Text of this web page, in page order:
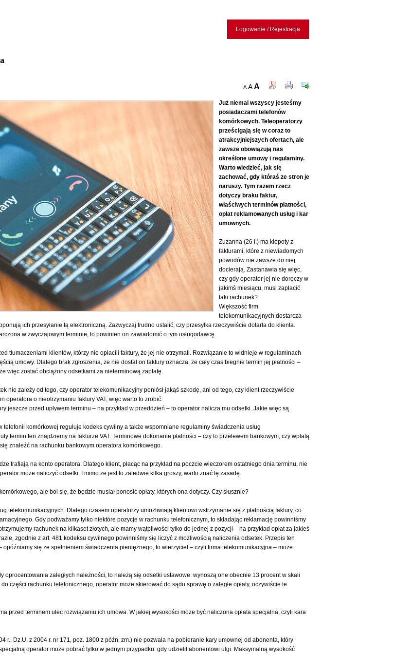
Logowanie / Rejestracja
A AA
Już niemal wszyscy jesteśmy
posiadaczami telefonów
komórkowych. Teleoperatorzy
prześcigają się w coraz to
atrakcyjniejszych ofertach, ale
zawsze obowiązują nas
określone umowy i regulaminy.
Warto wiedzieć, jak się
zachować, gdy któraś ze stron je
naruszy. Tym razem rzecz
dotyczy braku faktur,
właściwych terminów płatności,
opłat reklamowanych usług i kar
umownych.
Zuzanna (26 l.) ma kłopoty z
fakturami, które z niewiadomych
powodów nie zawsze do niej
docierają. Zastanawia się więc,
czy gdy operator jej nie doręczy w
jakimś miesiącu, musi zapłacić
taki rachunek?
Większość firm
telekomunikacyjnych dostarcza
ich przesyłanie tą elektroniczną. Zazwyczaj trudno ustalić, czy przesyłka rzeczywiście dotarła do klienta.
w zwyczajowym terminie, to powinien on zawiadomić o tym usługodawcę.
tłumaczeniami klientów, którzy nie opłacili faktury, że jej nie otrzymali. Rozwiązanie to widnieje w regulaminach
umowy. Dlatego brak zgłoszenia, że nie dostał on faktury oznacza, że cały czas biegnie termin jej płatności –
więc zostać obciążony odsetkami za nieterminową zapłatę.
nie zależy od tego, czy operator telekomunikacyjny poniósł jakąś szkodę, ani od tego, czy klient rzeczywiście
operatora o nieotrzymaniu faktury VAT, więc warto to zrobić.
jeszcze przed upływem terminu – na przykład w przeddzień – to operator nalicza mu odsetki. Jakie więc są
komórkowej reguluje kodeks cywilny a także wspomniane regulaminy świadczenia usług
termin ten znajdziemy na fakturze VAT. Terminowe dokonanie płatności – czy to przelewem bankowym, czy wpłatą
znaleźć na rachunku bankowym operatora komórkowego.
trafiają na konto operatora. Dlatego klient, płacąc na przykład na poczcie wieczorem ostatniego dnia terminu, nie
może naliczyć odsetki. I mimo że jest to zaledwie kilka groszy, warto znać tę zasadę.
ale boi się, że będzie musiał ponosić opłaty, których ona dotyczy. Czy słusznie?
telekomunikacyjnych. Dlatego czasem operatorzy umożliwiają klientowi wstrzymanie się z płatnością faktury, co
Gdy podważamy tylko niektóre pozycje w rachunku telefonicznym, to składając reklamację powinniśmy
rachunek na kilkaset złotych, ale mamy wątpliwości tylko do jednej z pozycji – na przykład opłat za jakieś
zgodnie z art. 481 kodeksu cywilnego powinniśmy się liczyć z możliwością naliczenia odsetek. Przepis ten
się ze spełnieniem świadczenia pieniężnego, to wierzyciel – czyli firma telekomunikacyjna – może
oprocentowania zaległych należności, to należą się odsetki ustawowe: wynoszą one obecnie 13 procent w skali
części rachunku telefonicznego, operator może skierować do sądu sprawę o zaległe opłaty, oczywiście te
przed terminem ulec rozwiązaniu ich umowa. W jakiej wysokości może być naliczona opłata specjalna, czyli kara
r., Dz.U. z 2004 r. nr 171, poz. 1800 z późn. zm.) nie pozwala na pobieranie kary umownej od abonenta, który
operator może pobrać tylko w jednym przypadku: gdy udzielił abonentowi ulgi. Maksymalną wysokość